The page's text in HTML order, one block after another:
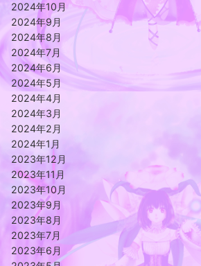
2024年10月
2024年9月
2024年8月
2024年7月
2024年6月
2024年5月
2024年4月
2024年3月
2024年2月
2024年1月
2023年12月
2023年11月
2023年10月
2023年9月
2023年8月
2023年7月
2023年6月